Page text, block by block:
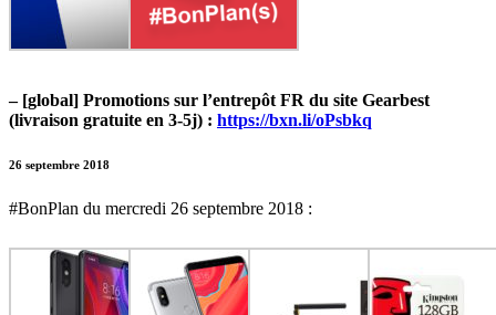
– [global] Promotions sur l’entrepôt FR du site Gearbest
(livraison gratuite en 3-5j) : https://bxn.li/oPsbkq
26 septembre 2018
#BonPlan du mercredi 26 septembre 2018 :